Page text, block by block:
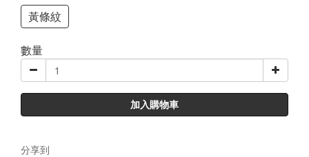
黃條紋
數量
加入購物車
分享到